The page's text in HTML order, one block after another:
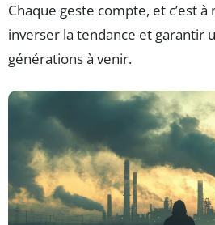
Chaque geste compte, et c’est à
inverser la tendance et garantir
générations à venir.